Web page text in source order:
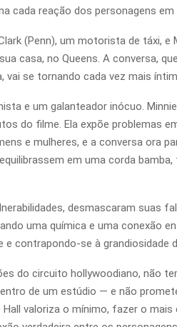
reação dos personagens
(Penn), um motorista de táxi,
casa, no Queens. A conversa,
se tornando cada vez mais
e um galanteador inócuo.
do filme. Ela expõe problemas
e mulheres, e a conversa ora
em uma corda
desmascaram suas
uma química e uma conexão
contrapondo-se à grandiosidade
do circuito hollywoodiano,
de um estúdio — e não
valoriza o mínimo, fazer o